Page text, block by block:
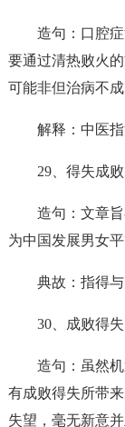
造句：口腔症
要通过清热败火
可能非但治病不
解释：中医指
29、得失成败
造句：文章旨
为中国发展男女
典故：指得与
30、成败得失
造句：虽然机
有成败得失所带
失望，毫无新意并